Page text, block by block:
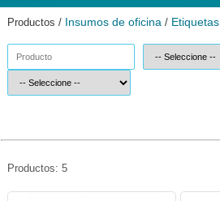
Productos / Insumos de oficina / Etiquetas
Productos: 5